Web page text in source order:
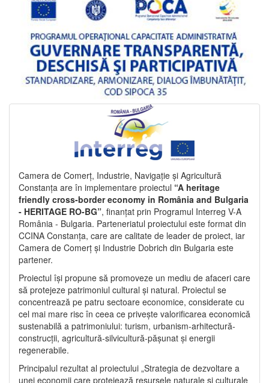
Camera de Comerț, Industrie, Navigație și Agricultură
Constanța are în implementare proiectul “A heritage
friendly cross-border economy in România and Bulgaria
- HERITAGE RO-BG”, finanțat prin Programul Interreg V-A
România - Bulgaria. Parteneriatul proiectului este format din
CCINA Constanța, care are calitate de leader de proiect, iar
Camera de Comerț și Industrie Dobrich din Bulgaria este
partener.
Proiectul își propune să promoveze un mediu de afaceri care
să protejeze patrimoniul cultural și natural. Proiectul se
concentrează pe patru sectoare economice, considerate cu
cel mai mare risc în ceea ce privește valorificarea economică
sustenabilă a patrimoniului: turism, urbanism-arhitectură-
construcții, agricultură-silvicultură-pășunat și energii
regenerabile.
Principalul rezultat al proiectului „Strategia de dezvoltare a
unei economii care protejează resursele naturale și culturale